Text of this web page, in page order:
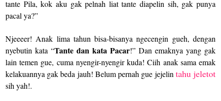
tante Pila, kok aku gak pelnah liat tante diapelin sih, gak punya
pacal ya?”
Njeeeer! Anak lima tahun bisa-bisanya ngecengin gueh, dengan
nyebutin kata “Tante dan kata Pacar!” Dan emaknya yang gak
lain temen gue, cuma nyengir-nyengir kuda! Ciih anak sama emak
kelakuannya gak beda jauh! Belum pernah gue jejelin tahu jeletot
sih yah!.